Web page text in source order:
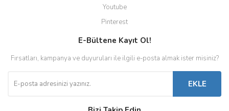
Youtube
Pinterest
E-Bültene Kayıt Ol!
Fırsatları, kampanya ve duyuruları ile ilgili e-posta almak ister misiniz?
EKLE